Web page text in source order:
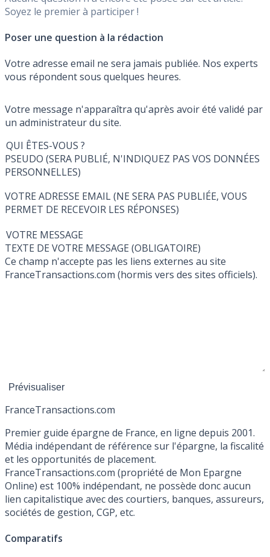
Soyez le premier à participer !
Poser une question à la rédaction
Votre adresse email ne sera jamais publiée. Nos experts
vous répondent sous quelques heures.
Votre message n'apparaîtra qu'après avoir été validé par
un administrateur du site.
QUI ÊTES-VOUS ?
PSEUDO (SERA PUBLIÉ, N'INDIQUEZ PAS VOS DONNÉES
PERSONNELLES)
VOTRE ADRESSE EMAIL (NE SERA PAS PUBLIÉE, VOUS
PERMET DE RECEVOIR LES RÉPONSES)
VOTRE MESSAGE
TEXTE DE VOTRE MESSAGE (OBLIGATOIRE)
Ce champ n'accepte pas les liens externes au site
FranceTransactions.com (hormis vers des sites officiels).
FranceTransactions.com
Premier guide épargne de France, en ligne depuis 2001.
Média indépendant de référence sur l'épargne, la fiscalité
et les opportunités de placement.
FranceTransactions.com (propriété de Mon Epargne
Online) est 100% indépendant, ne possède donc aucun
lien capitalistique avec des courtiers, banques, assureurs,
sociétés de gestion, CGP, etc.
Comparatifs